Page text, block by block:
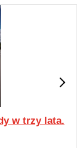
w trzy lata.